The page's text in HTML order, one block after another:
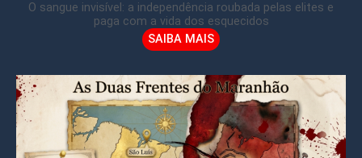
O sangue invisível: a independência roubada pelas elites e
paga com a vida dos esquecidos
SAIBA MAIS